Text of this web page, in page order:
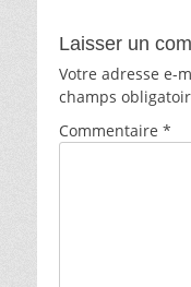
Laisser un
Votre adresse e-
champs
Commentaire *